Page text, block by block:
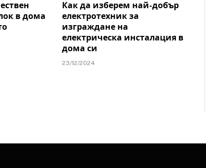
в дома
Как да изберем най-добър
електротехник за
изграждане на
електрическа инсталация в
дома си
23/12/2024